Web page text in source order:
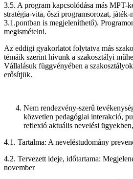
3.5. A program kapcsolódása más MPT-
stratégia-vita, őszi programsorozat,
3.1.pontban is megjeleníthető).
megismételni.
Az eddigi gyakorlatot folytatva más
témáik szerint hívunk a szakosztályi
Vállalásuk függvényében a
erősítjük.
Nem rendezvény-szerű
közvetlen pedagógiai interakció,
reflexió aktuális nevelési
4.1. Tartalma: A neveléstudomány
4.2. Tervezett ideje, időtartama:
november